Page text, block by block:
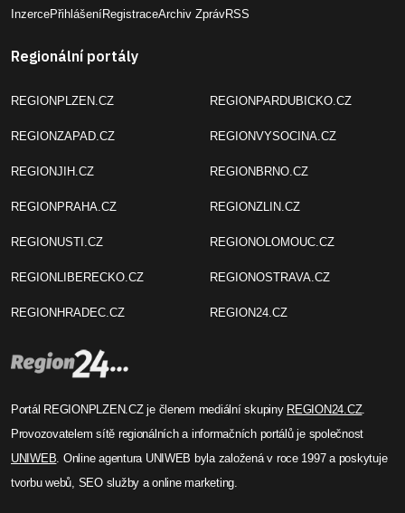
InzercePřihlášeníRegistraceArchiv ZprávRSS
Regionální portály
REGIONPLZEN.CZ
REGIONZAPAD.CZ
REGIONJIH.CZ
REGIONPRAHA.CZ
REGIONUSTI.CZ
REGIONLIBERECKO.CZ
REGIONHRADEC.CZ
REGIONPARDUBICKO.CZ
REGIONVYSOCINA.CZ
REGIONBRNO.CZ
REGIONZLIN.CZ
REGIONOLOMOUC.CZ
REGIONOSTRAVA.CZ
REGION24.CZ
Portál REGIONPLZEN.CZ je členem mediální skupiny REGION24.CZ.
Provozovatelem sítě regionálních a informačních portálů je společnost
UNIWEB. Online agentura UNIWEB byla založená v roce 1997 a poskytuje
tvorbu webů, SEO služby a online marketing.